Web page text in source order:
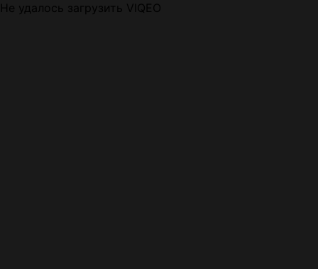
Не удалось загрузить VIQEO